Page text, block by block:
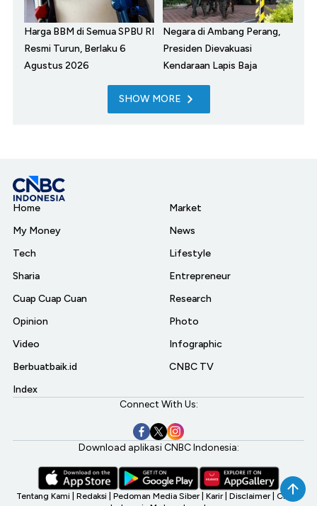
Harga BBM di Semua SPBU RI
Resmi Turun, Berlaku 6
Agustus 2026
Negara di Ambang Perang,
Presiden Dievakuasi
Kendaraan Lapis Baja
SHOW MORE
Home
My Money
Tech
Sharia
Cuap Cuap Cuan
Opinion
Video
Berbuatbaik.id
Index
Market
News
Lifestyle
Entrepreneur
Research
Photo
Infographic
CNBC TV
Connect With Us:
Download aplikasi CNBC Indonesia:
Tentang Kami Redaksi Pedoman Media Siber Karir Disclaimer CNBC